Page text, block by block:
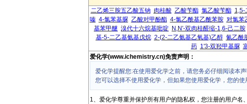
二乙烯三胺五乙酸五钠 肉桂酸 乙酸苄酯 氯乙酸苄酯 1,5-
嗪 4-氯苯基脲 乙酸对甲酚酯 4-氯乙酰基乙酰苯胺 对氯苯
基苯甲醚 溴代十六烷基吡啶 N,N'-双肉桂醛缩-1,6-己二胺
基-5-二乙基氨基戊烷 2-(2-二乙氨基乙氧基)乙醇 氰乙酰
药 1'3-双羟甲基脲
爱化学(www.ichemistry.cn)免责声明：
爱化学提醒您:在使用爱化学之前，请您务必仔细阅读本声
您可以选择不使用爱化学，但如果您使用爱化学，您的使
1、爱化学尊重并保护所有用户的隐私权，您注册的用户